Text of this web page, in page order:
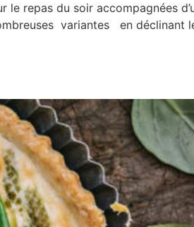
repas du soir accompagnées
variantes en déclinant